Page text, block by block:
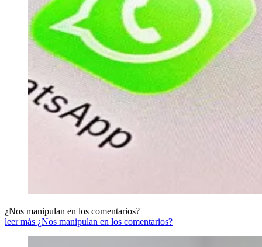
¿Nos manipulan en los comentarios?
leer más ¿Nos manipulan en los comentarios?